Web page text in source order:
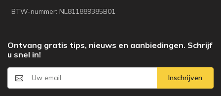
BTW-nummer: NL811889385B01
Ontvang gratis tips, nieuws en aanbiedingen. Schrijf
u snel in!
Inschrijven